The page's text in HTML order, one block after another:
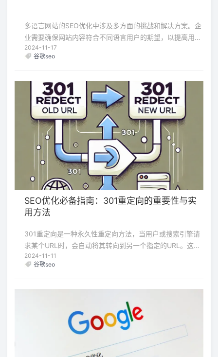
多语言网站的SEO优化中涉及多方面的挑战和解决方案。企
业需要确保网站内容符合不同语言用户的期望，以提高用户
体验和覆盖率。通过合理使用hreflang标签、优化服务器位
置、避免重复内容和使用本地化关键词等方法，可以提升网
2024-11-17
谷歌seo
SEO优化必备指南：301重定向的重要性与实
用方法
301重定向是一种永久性重定向方法，当用户或搜索引擎请
求某个URL时，会自动将其转向到另一个指定的URL。这种
重定向方式在HTTP状态代码中被表示为301，意思是“永久
移动”。
2024-11-11
谷歌seo